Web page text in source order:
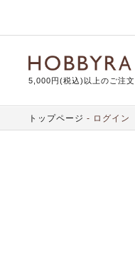
5,000円(税込)以上のご注
トップページ ログイン